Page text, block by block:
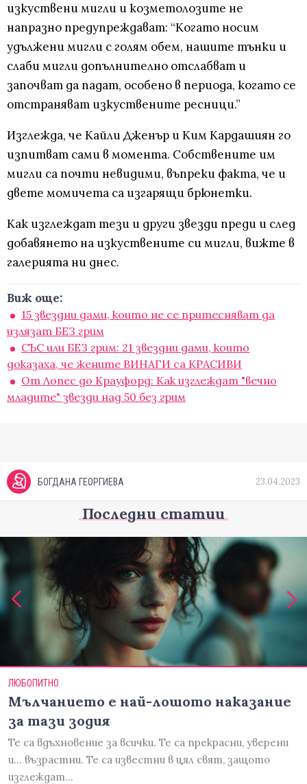
изкуствени мигли и козметолозите не
напразно предупреждават: “Когато носим
удължени мигли с голям обем, нашите тънки и
слаби мигли допълнително отслабват и
започват да падат, особено в периода, когато се
отстраняват изкуствените ресници.”
Изглежда, че Кайли Дженър и Ким Кардашиян го
изпитват сами в момента. Собствените им
мигли са почти невидими, въпреки факта, че и
двете момичета са изгарящи брюнетки.
Как изглеждат тези и други звезди преди и след
добавянето на изкуствените си мигли, вижте в
галерията ни днес.
Виж още:
15 звездни дами, които не се притесняват да
излязат БЕЗ грим
СЪС или БЕЗ грим: 21 звездни дами, които
доказаха, че жените ВИНАГИ са КРАСИВИ
От Лопес до Крауфорд: Как изглеждат "вечно
младите" звезди над 50 без грим
БОГДАНА ГЕОРГИЕВА 23.04.2023
Последни статии
ЛЮБОПИТНО
Мълчанието е най-лошото наказание
за тази зодия
Те са вдъхновение за всички. Те са прекрасни, уверени
и... възрастни. Те са известни в цял свят, защото
изглеждат…